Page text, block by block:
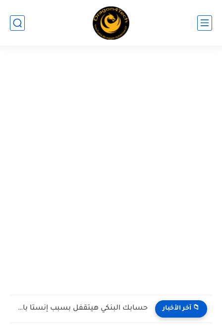
📁 آخر الأخبار حسابك البنكي هيتقفل بسبب إنستا باي! (رسالة تحذيرية حقيقية مش...